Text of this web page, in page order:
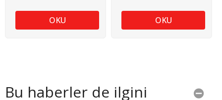
OKU OKU
Bu haberler de ilgini